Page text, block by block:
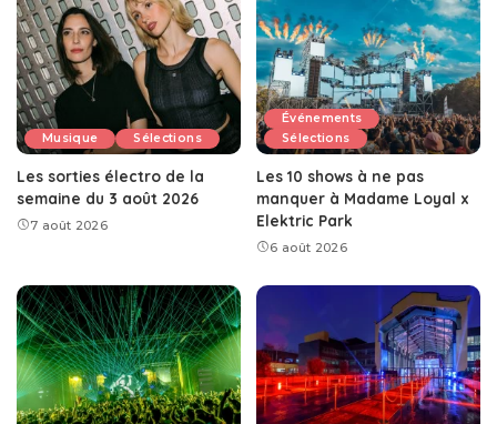
Musique Sélections
Les sorties électro de la
semaine du 3 août 2026
7 août 2026
Événements
Sélections
Les 10 shows à ne pas
manquer à Madame Loyal x
Elektric Park
6 août 2026